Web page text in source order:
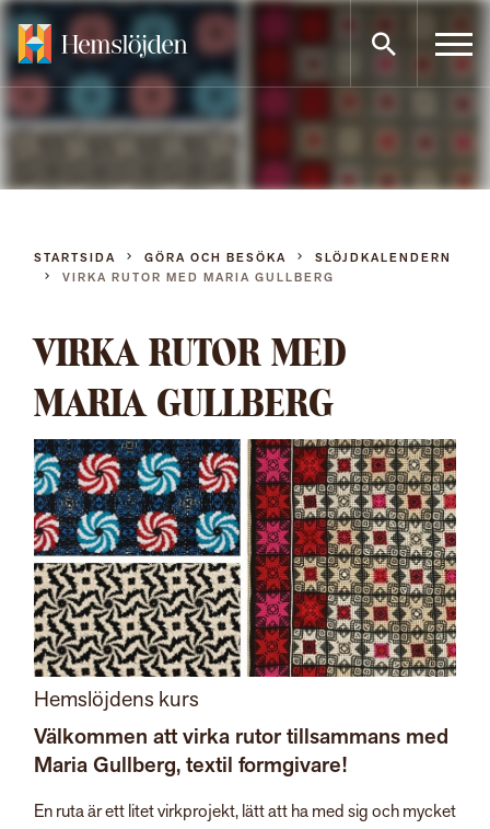
Gå
innehållet
STARTSIDA GÖRA OCH BESÖKA
SLÖJDKALENDERN
VIRKA RUTOR MED MARIA GULLBERG
VIRKA RUTOR MED
MARIA GULLBERG
Hemslöjdens kurs
Välkommen att virka rutor tillsammans med
Maria Gullberg, textil formgivare!
En ruta är ett litet virkprojekt, lätt att ha med sig och mycket